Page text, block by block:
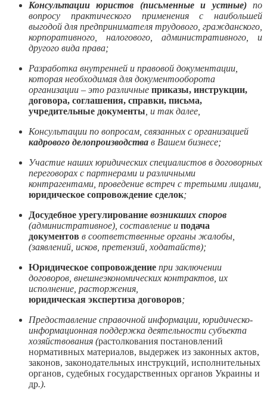
Консультации юристов (письменные и устные)по
вопросу практического применения с наибольшей
выгодой для предпринимателя трудового, гражданского,
корпоративного, налогового, административного, и
другого вида права;
Разработка внутренней и правовой документации,
которая необходимая для документооборота
организации – это различные приказы, инструкции,
договора, соглашения, справки, письма,
учредительные документы , и так далее,
Консультации по вопросам, связанных с организацией
кадрового делопроизводства в Вашем бизнесе;
Участие наших юридических специалистов в договорных
переговорах с партнерами и различными
контрагентами, проведение встреч с третьими лицами,
юридическое сопровождение сделок;
Досудебное урегулирование возникших споров
(административное), составление и подача
документов в соответственные органы жалобы,
(заявлений, исков, претензий, ходатайств);
Юридическое сопровождение при заключении
договоров, внешнеэкономических контрактов, их
исполнение, расторжения,
юридическая экспертиза договоров;
Предоставление справочной информации, юридическо-
информационная поддержка деятельности субъекта
хозяйствования (растолкования постановлений
нормативных материалов, выдержек из законных актов,
законов, законодательных инструкций, исполнительных
органов, судебных государственных органов Украины и
др.).